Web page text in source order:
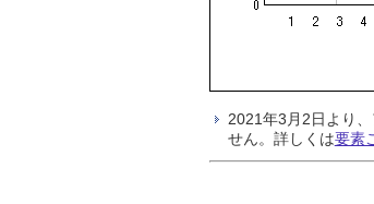
2021年3月2日より
せん。詳しくは要素